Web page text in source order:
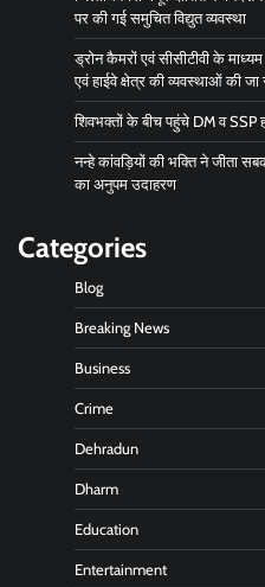
पर की गई समुचित विद्युत व्यवस्था
ड्रोन कैमरों एवं सीसीटीवी के माध्यम
एवं हाईवे क्षेत्र की व्यवस्थाओं की जा
शिवभक्तों के बीच पहुंचे DM व SSP
नन्हे कांवड़ियों की भक्ति ने जीता
का अनुपम उदाहरण
Categories
Blog
Breaking News
Business
Crime
Dehradun
Dharm
Education
Entertainment